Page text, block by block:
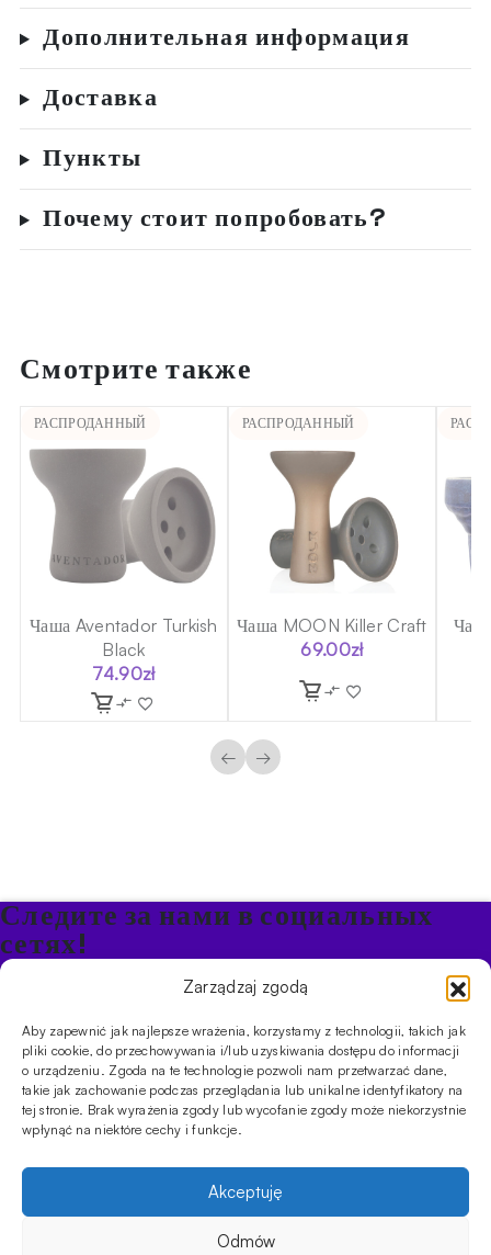
Zarządzaj zgodą
Aby zapewnić jak najlepsze wrażenia, korzystamy z technologii, takich jak
pliki cookie, do przechowywania i/lub uzyskiwania dostępu do informacji
o urządzeniu. Zgoda na te technologie pozwoli nam przetwarzać dane,
takie jak zachowanie podczas przeglądania lub unikalne identyfikatory na
tej stronie. Brak wyrażenia zgody lub wycofanie zgody może niekorzystnie
wpłynąć na niektóre cechy i funkcje.
Akceptuję
Odmów
Дополнительная информация
Доставка
Пункты
Почему стоит попробовать?
Смотрите также
РАСПРОДАННЫЙ
Чаша Aventador Turkish
Black
74.90zł
РАСПРОДАННЫЙ
Чаша MOON Killer Craft
69.00zł
← →
Количество
Следите за нами в социальных
сетях!
Будьте в курсе акций и новостей в Кальяне
ПРОДУКТЫ
КальяныЧашиУгли и розжигПродукты безникотиновые
ИНФОРМАЦИЯ
АКЦИИFAQФирмыПравила работы магазина
УСЛУГИ
Оптовое предложение Магазин Обучения
CYBUCH - SHISHA SKLEP